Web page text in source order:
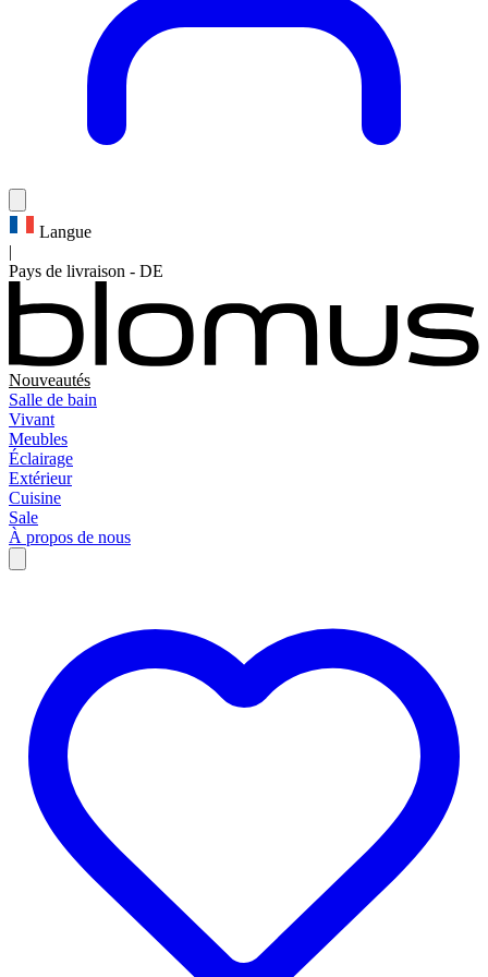
Langue
|
Pays de livraison - DE
Nouveautés
Salle de bain
Vivant
Meubles
Éclairage
Extérieur
Cuisine
Sale
À propos de nous